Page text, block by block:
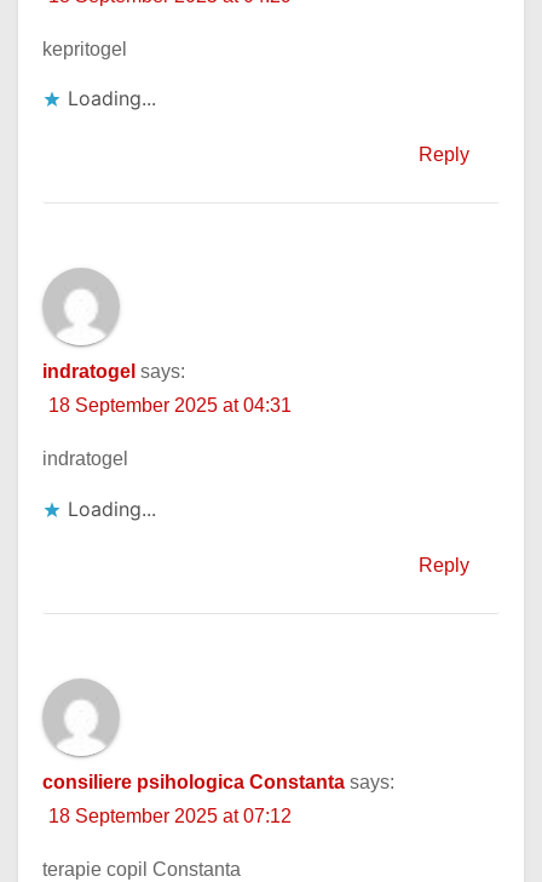
kepritogel
Loading...
Reply
indratogel says:
18 September 2025 at 04:31
indratogel
Loading...
Reply
consiliere psihologica Constanta says:
18 September 2025 at 07:12
terapie copil Constanta